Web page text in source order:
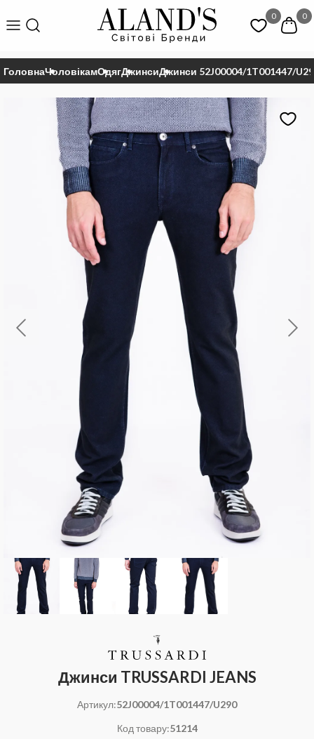
0 0
ГоловнаЧоловікамОдягДжинсиДжинси 52J00004/1T001447/
Джинси TRUSSARDI JEANS
Артикул:52J00004/1T001447/U290
Код товару:51214